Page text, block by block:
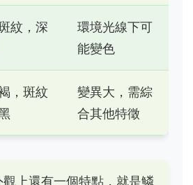
紋，深
環境光線下可
能變色
，斑紋
變異大，需綜
合其他特徵
上還有一個特點，就是鱗